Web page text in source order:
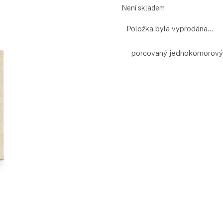
Měrná
Není skladem
Položka byla vyprodána…
porcovaný